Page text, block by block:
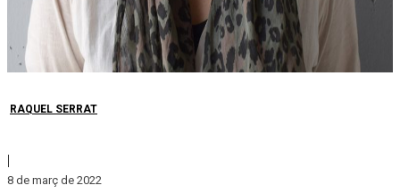
RAQUEL SERRAT
|
8 de març de 2022